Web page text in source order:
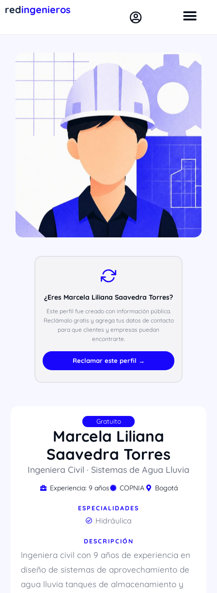
redingenieros
¿Eres Marcela Liliana Saavedra Torres?
Este perfil fue creado con información pública.
Reclámalo gratis y agrega tus datos de contacto
para que clientes y empresas puedan
encontrarte.
Reclamar este perfil →
Gratuito
Marcela Liliana
Saavedra Torres
Ingeniera Civil · Sistemas de Agua Lluvia
Experiencia: 9 años COPNIA Bogotá
ESPECIALIDADES
Hidráulica
DESCRIPCIÓN
Ingeniera civil con 9 años de experiencia en
diseño de sistemas de aprovechamiento de
agua lluvia tanques de almacenamiento y